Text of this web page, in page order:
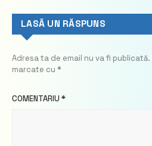
LASĂ UN RĂSPUNS
Adresa ta de email nu va fi publicată.
marcate cu *
COMENTARIU *